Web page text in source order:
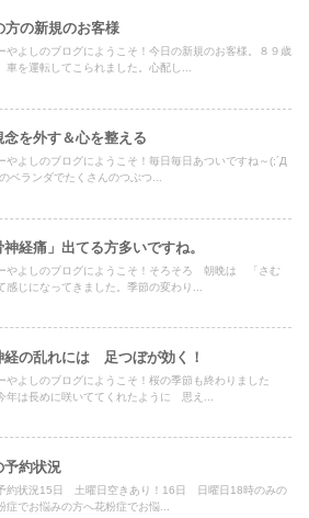
方の新規のお客様
やよしのブログにようこそ！今日の新規のお客様。８９歳
車を運転してこられました。心配し...
念を外す＆心を整える
やよしのブログにようこそ！毎日毎日あついですね～(;´Д
のベランダでたくさんのつぶつ...
神経痛」出てる方多いですね。
やよしのブログにようこそ！そろそろ 朝晩は 「さむ
感じになってきました。季節の変わり...
経の乱れには 足つぼが効く！
やよしのブログにようこそ！桜の季節も終わりました
年は長めに咲いててくれたように 思え...
予約状況
約状況15日 土曜日空きあり！16日 日曜日18時のみの
症でお悩みの方へ花粉症でお悩...